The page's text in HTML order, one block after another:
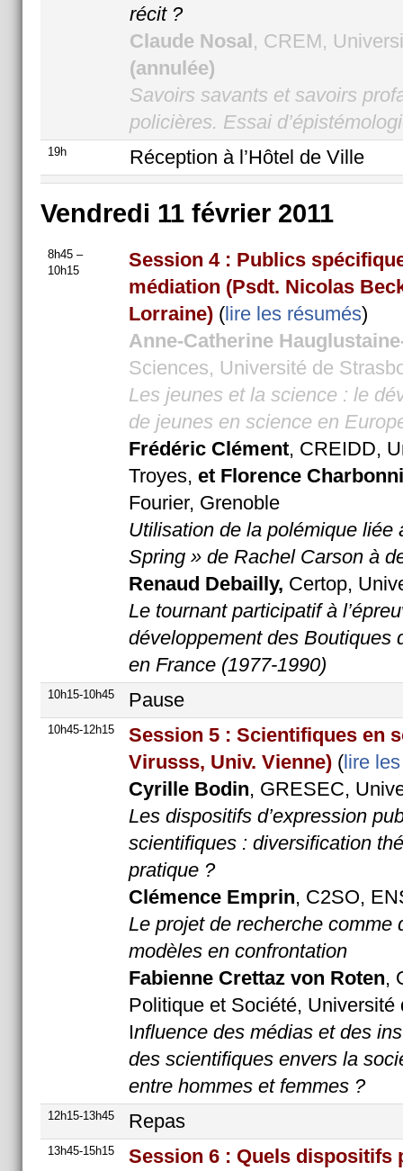
récit ?
Claude Nosal, CREM,
(annulée)
Savoirs savants et savoirs
policières. Essai
19h Réception à l’Hôtel de Ville
Vendredi 11 février 2011
8h45 –
10h15
Session 4 : Publics
médiation (Psdt. Nicolas
Lorraine) (lire les résumés)
Anne-Catherine
Sciences, Université de
Les jeunes et la science : le
de jeunes en science en
Frédéric Clément, CREIDD,
Troyes, et Florence
Fourier, Grenoble
Utilisation de la polémique liée
Spring » de Rachel Carson à
Renaud Debailly, Certop,
Le tournant participatif à
développement des Boutiques
en France (1977-1990)
10h15-10h45 Pause
10h45-12h15
Session 5 : Scientifiques en
Virusss, Univ. Vienne) (lire
Cyrille Bodin, GRESEC,
Les dispositifs d’expression
scientifiques : diversification
pratique ?
Clémence Emprin, C2SO,
Le projet de recherche comme
modèles en confrontation
Fabienne Crettaz von Roten,
Politique et Société, Université
Influence des médias et des
des scientifiques envers la
entre hommes et femmes ?
12h15-13h45 Repas
13h45-15h15
Session 6 : Quels dispositifs